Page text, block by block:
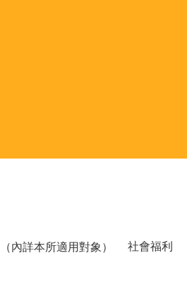
內詳本所適用對象） 社會福利